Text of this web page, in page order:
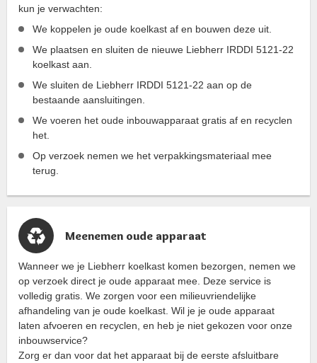
kun je verwachten:
We koppelen je oude koelkast af en bouwen deze uit.
We plaatsen en sluiten de nieuwe Liebherr IRDDI 5121-22
koelkast aan.
We sluiten de Liebherr IRDDI 5121-22 aan op de
bestaande aansluitingen.
We voeren het oude inbouwapparaat gratis af en recyclen
het.
Op verzoek nemen we het verpakkingsmateriaal mee
terug.
Meenemen oude apparaat
Wanneer we je Liebherr koelkast komen bezorgen, nemen we
op verzoek direct je oude apparaat mee. Deze service is
volledig gratis. We zorgen voor een milieuvriendelijke
afhandeling van je oude koelkast. Wil je je oude apparaat
laten afvoeren en recyclen, en heb je niet gekozen voor onze
inbouwservice?
Zorg er dan voor dat het apparaat bij de eerste afsluitbare